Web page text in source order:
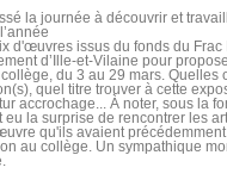
la journée à découvrir et
d'œuvres issus du fonds du Frac
d’Ille-et-Vilaine pour
du 3 au 29 mars. Quelles
quel titre trouver à cette
accrochage... À noter, sous la
eu la surprise de rencontrer les
qu'ils avaient
au collège. Un sympathique